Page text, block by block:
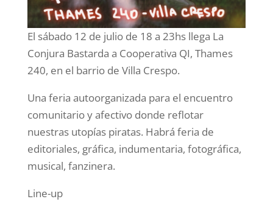
El sábado 12 de julio de 18 a 23hs llega La
Conjura Bastarda a Cooperativa QI, Thames
240, en el barrio de Villa Crespo.
Una feria autoorganizada para el encuentro
comunitario y afectivo donde reflotar
nuestras utopías piratas. Habrá feria de
editoriales, gráfica, indumentaria, fotográfica,
musical, fanzinera.
Line-up